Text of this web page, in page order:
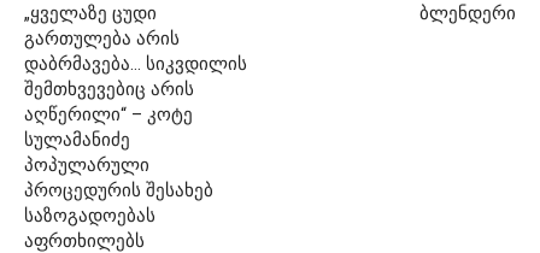
„ყველაზე ცუდი
გართულება არის
დაბრმავება… სიკვდილის
შემთხვევებიც არის
აღწერილი“ – კოტე
სულამანიძე
პოპულარული
პროცედურის შესახებ
საზოგადოებას
აფრთხილებს
ბლენდერი